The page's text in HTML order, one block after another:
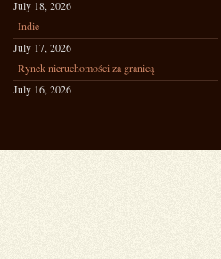
July 18, 2026
Indie
July 17, 2026
Rynek nieruchomości za granicą
July 16, 2026